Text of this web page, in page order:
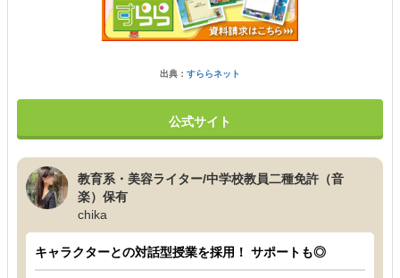
出典： すららネット
公式サイト
教育系・美容ライター/中学校教員二種免許（音
楽）保有
chika
キャラクターとの対話型授業を採用！ サポートも◎